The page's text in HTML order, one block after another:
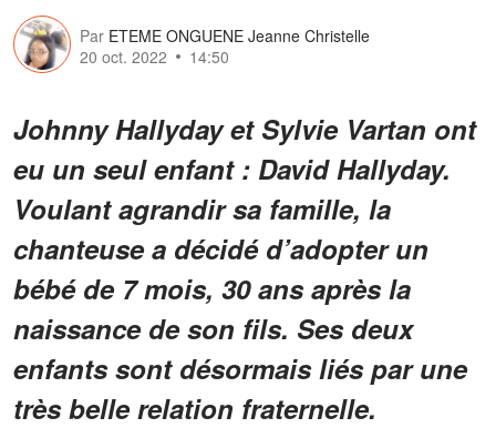
Par ETEME ONGUENE Jeanne Christelle
20 oct. 2022
14:50
Johnny Hallyday et Sylvie Vartan ont
eu un seul enfant : David Hallyday.
Voulant agrandir sa famille, la
chanteuse a décidé d’adopter un
bébé de 7 mois, 30 ans après la
naissance de son fils. Ses deux
enfants sont désormais liés par une
très belle relation fraternelle.